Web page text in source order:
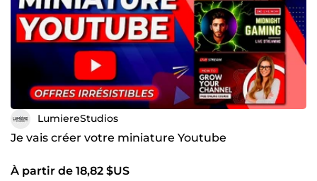
LumiereStudios
Je vais créer votre miniature Youtube
À partir de 18,82 $US